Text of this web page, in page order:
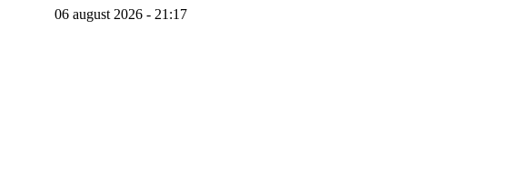
06 august 2026 - 21:17